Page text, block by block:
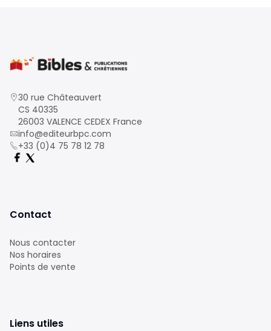
30 rue Châteauvert
CS 40335
26003 VALENCE CEDEX France
info@editeurbpc.com
+33 (0)4 75 78 12 78
Contact
Nous contacter
Nos horaires
Points de vente
Liens utiles